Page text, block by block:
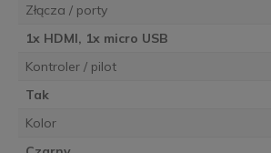
Złącza / porty
1x HDMI, 1x micro USB
Kontroler / pilot
Tak
Kolor